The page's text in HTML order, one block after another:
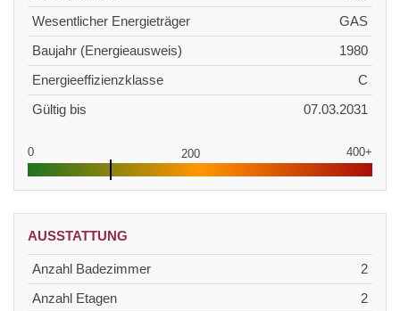
Wesentlicher Energieträger
GAS
Baujahr (Energieausweis)
1980
Energieeffizienzklasse
C
Gültig bis
07.03.2031
0 200 400+
AUSSTATTUNG
Anzahl Badezimmer
2
Anzahl Etagen
2